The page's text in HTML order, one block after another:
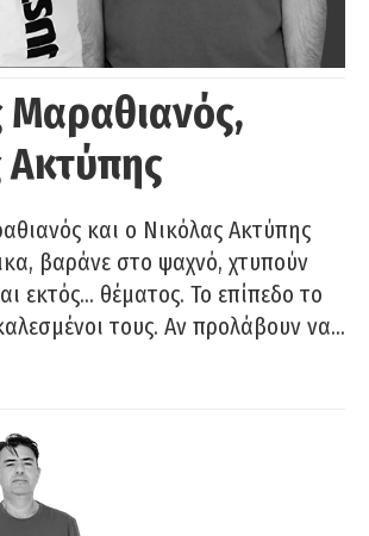
Μαραθιανός,
Ακτύπης
και ο Νικόλας Ακτύπης
βαράνε στο ψαχνό, χτυπούν
εκτός… θέματος. Το επίπεδο το
τους. Αν προλάβουν να…